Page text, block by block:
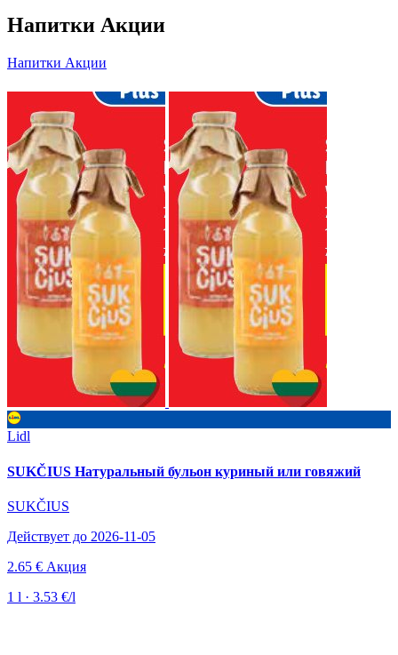
Напитки Акции
Напитки Акции
Lidl
SUKČIUS Натуральный бульон куриный или говяжий
SUKČIUS
Действует до 2026-11-05
2.65 € Акция
1 l · 3.53 €/l